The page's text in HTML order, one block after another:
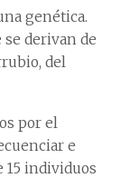
genética.
se derivan de
del
por el
e
individuos